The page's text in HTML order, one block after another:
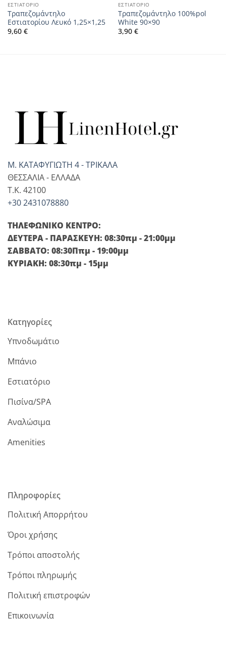
ΕΣΤΙΑΤΟΡΙΟ
Τραπεζομάντηλο
Εστιατορίου Λευκό 1,25×1,25
9,60 €
ΕΣΤΙΑΤΟΡΙΟ
Τραπεζομάντηλο 100%pol
White 90×90
3,90 €
Μ. ΚΑΤΑΦΥΓΙΩΤΗ 4 - ΤΡΙΚΑΛΑ
ΘΕΣΣΑΛΙΑ - ΕΛΛΑΔΑ
T.K. 42100
+30 2431078880
ΤΗΛΕΦΩΝΙΚΟ ΚΕΝΤΡΟ:
ΔΕΥΤΕΡΑ - ΠΑΡΑΣΚΕΥΗ: 08:30πμ - 21:00μμ
ΣΑΒΒΑΤΟ: 08:30Ππμ - 19:00μμ
ΚΥΡΙΑΚΗ: 08:30πμ - 15μμ
Κατηγορίες
Υπνοδωμάτιο
Μπάνιο
Εστιατόριο
Πισίνα/SPA
Αναλώσιμα
Amenities
Πληροφορίες
Πολιτική Απορρήτου
Όροι χρήσης
Τρόποι αποστολής
Τρόποι πληρωμής
Πολιτική επιστροφών
Επικοινωνία